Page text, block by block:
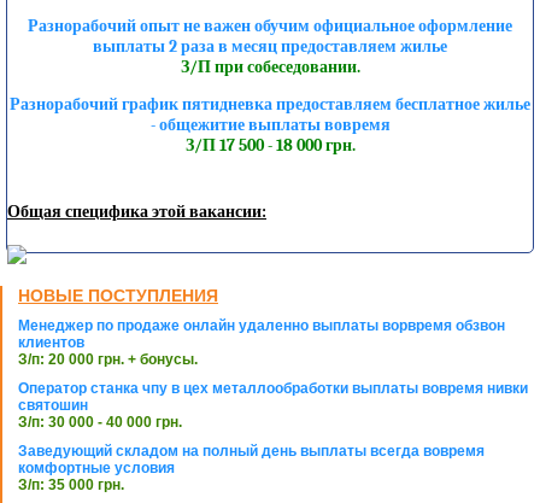
Разнорабочий опыт не важен обучим официальное оформление
выплаты 2 раза в месяц предоставляем жилье
З/П при собеседовании.
Разнорабочий график пятидневка предоставляем бесплатное жилье
- общежитие выплаты вовремя
З/П 17 500 - 18 000 грн.
Общая специфика этой вакансии:
НОВЫЕ ПОСТУПЛЕНИЯ
Менеджер по продаже онлайн удаленно выплаты ворвремя обзвон
клиентов
З/п: 20 000 грн. + бонусы.
Оператор станка чпу в цех металлообработки выплаты вовремя нивки
святошин
З/п: 30 000 - 40 000 грн.
Заведующий складом на полный день выплаты всегда вовремя
комфортные условия
З/п: 35 000 грн.